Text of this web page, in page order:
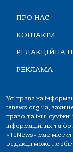
ПРО НАС
КОНТАКТИ
РЕДАКЦІЙНА
РЕКЛАМА
Усі права на
tenews.org.ua,
право та інші
інформаційних та
«TeNews» має
редакції може не